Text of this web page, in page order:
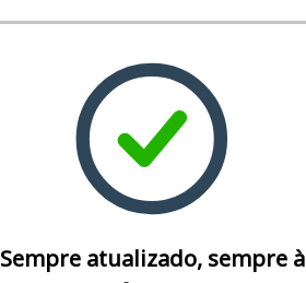
Sempre atualizado, sempre à